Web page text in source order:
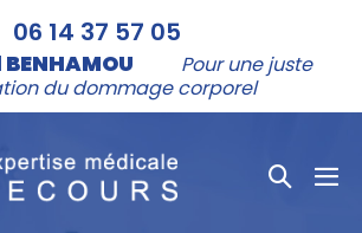
06 14 37 57 05
Pour une juste
du dommage corporel